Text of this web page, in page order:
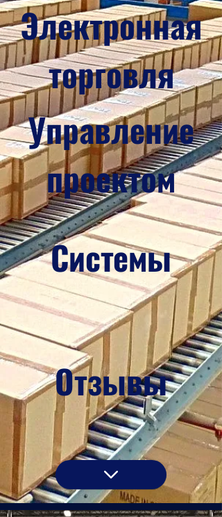
Электронная
торговля
Управление
проектом
Системы
Отзывы